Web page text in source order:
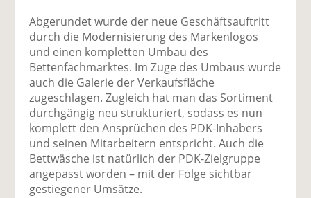
Abgerundet wurde der neue Geschäftsauftritt
durch die Modernisierung des Markenlogos
und einen kompletten Umbau des
Bettenfachmarktes. Im Zuge des Umbaus wurde
auch die Galerie der Verkaufsfläche
zugeschlagen. Zugleich hat man das Sortiment
durchgängig neu strukturiert, sodass es nun
komplett den Ansprüchen des PDK-Inhabers
und seinen Mitarbeitern entspricht. Auch die
Bettwäsche ist natürlich der PDK-Zielgruppe
angepasst worden – mit der Folge sichtbar
gestiegener Umsätze.